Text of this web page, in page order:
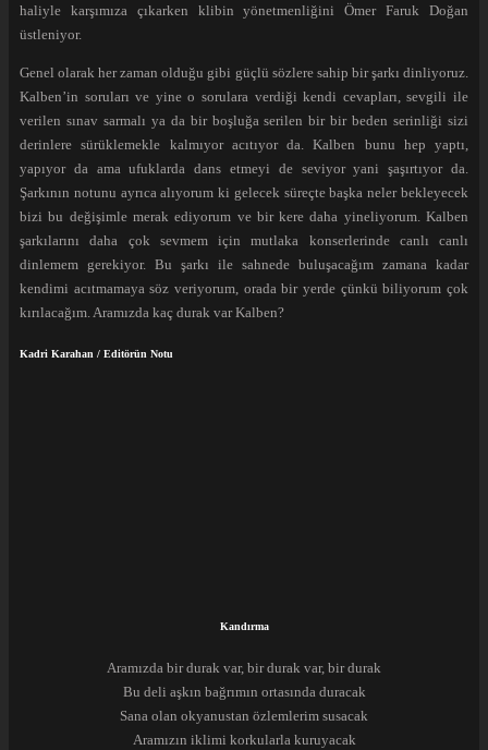
haliyle karşımıza çıkarken klibin yönetmenliğini Ömer Faruk Doğan
üstleniyor.
Genel olarak her zaman olduğu gibi güçlü sözlere sahip bir şarkı dinliyoruz.
Kalben’in soruları ve yine o sorulara verdiği kendi cevapları, sevgili ile
verilen sınav sarmalı ya da bir boşluğa serilen bir bir beden serinliği sizi
derinlere sürüklemekle kalmıyor acıtıyor da. Kalben bunu hep yaptı,
yapıyor da ama ufuklarda dans etmeyi de seviyor yani şaşırtıyor da.
Şarkının notunu ayrıca alıyorum ki gelecek süreçte başka neler bekleyecek
bizi bu değişimle merak ediyorum ve bir kere daha yineliyorum. Kalben
şarkılarını daha çok sevmem için mutlaka konserlerinde canlı canlı
dinlemem gerekiyor. Bu şarkı ile sahnede buluşacağım zamana kadar
kendimi acıtmamaya söz veriyorum, orada bir yerde çünkü biliyorum çok
kırılacağım. Aramızda kaç durak var Kalben?
Kadri Karahan / Editörün Notu
Kandırma
Aramızda bir durak var, bir durak var, bir durak
Bu deli aşkın bağrımın ortasında duracak
Sana olan okyanustan özlemlerim susacak
Aramızın iklimi korkularla kuruyacak